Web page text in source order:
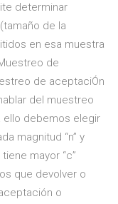
determinar
de la
en esa muestra
de
de aceptaciÓn
del muestreo
ello debemos elegir
magnitud “n” y
mayor “c”
que devolver o
o